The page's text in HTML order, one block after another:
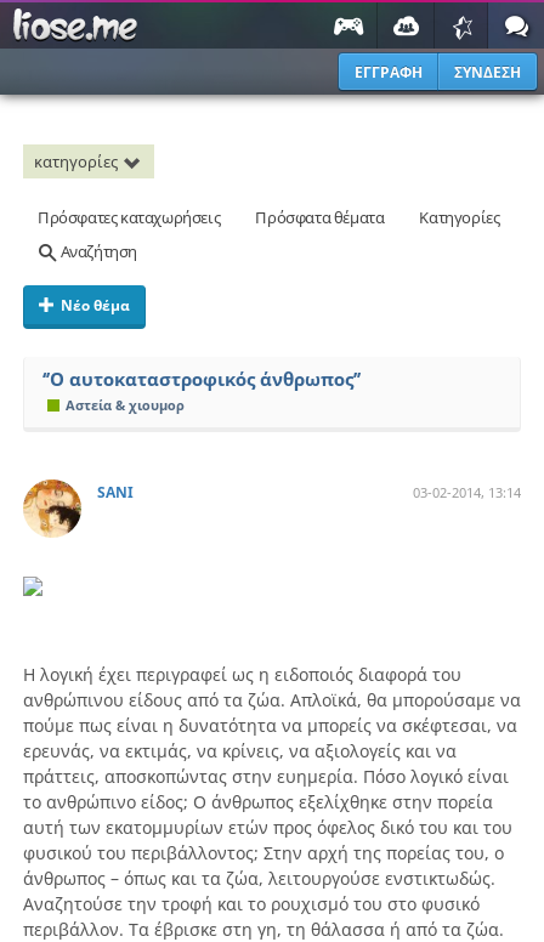
ΕΓΓΡΑΦΗ ΣΥΝΔΕΣΗ
κατηγορίες
Πρόσφατες καταχωρήσεις Πρόσφατα θέματα
Κατηγορίες
Αναζήτηση
Νέο θέμα
‘’O αυτοκαταστροφικός άνθρωπος’’
Αστεία & χιουμορ
SANI 03-02-2014, 13:14
Η λογική έχει περιγραφεί ως η ειδοποιός διαφορά του
ανθρώπινου είδους από τα ζώα. Απλοϊκά, θα μπορούσαμε να
πούμε πως είναι η δυνατότητα να μπορείς να σκέφτεσαι, να
ερευνάς, να εκτιμάς, να κρίνεις, να αξιολογείς και να
πράττεις, αποσκοπώντας στην ευημερία. Πόσο λογικό είναι
το ανθρώπινο είδος; Ο άνθρωπος εξελίχθηκε στην πορεία
αυτή των εκατομμυρίων ετών προς όφελος δικό του και του
φυσικού του περιβάλλοντος; Στην αρχή της πορείας του, ο
άνθρωπος – όπως και τα ζώα, λειτουργούσε ενστικτωδώς.
Αναζητούσε την τροφή και το ρουχισμό του στο φυσικό
περιβάλλον. Τα έβρισκε στη γη, τη θάλασσα ή από τα ζώα.